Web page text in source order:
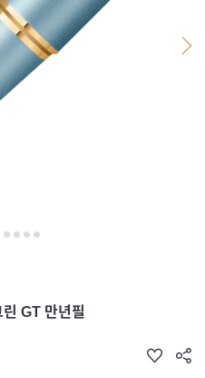
GT 만년필